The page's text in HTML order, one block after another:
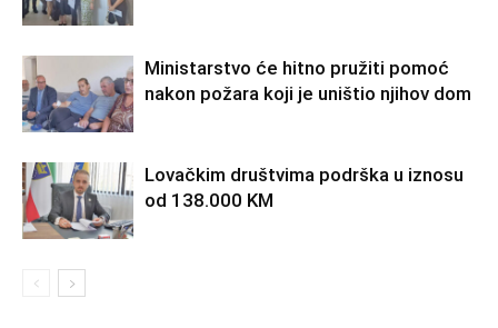
Ministarstvo će hitno pružiti pomoć
nakon požara koji je uništio njihov dom
Lovačkim društvima podrška u iznosu
od 138.000 KM